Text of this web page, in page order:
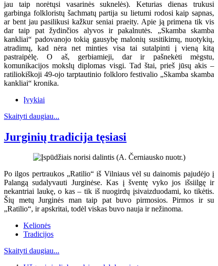
jau taip norėtųsi vasarinės suknelės). Keturias dienas trukusi
garbinga folkloristų šachmatų partija su lietumi rodosi kaip sapnas,
ar bent jau pasilikusi kažkur seniai praeity. Apie ją primena tik vis
dar taip pat žydinčios alyvos ir pakalnutės. „Skamba skamba
kankliai“ padovanojo tokią gausybę malonių susitikimų, nuotykių,
atradimų, kad nėra net minties visa tai sutalpinti į vieną kitą
pastraipėlę. O aš, gerbiamieji, dar ir pašnekėti mėgstu,
komunikacijos mokslų diplomas visgi. Tad štai, prieš jūsų akis –
ratiliokiškoji 49-ojo tarptautinio folkloro festivalio „Skamba skamba
kankliai“ kronika.
Įvykiai
Skaityti daugiau...
Jurginių tradicija tęsiasi
Po ilgos pertraukos „Ratilio“ iš Vilniaus vėl su dainomis pajudėjo į
Palangą sudalyvauti Jurginėse. Kas į šventę vyko jos išsiilgę ir
nekantriai laukę, o kas – tik iš nuogirdų įsivaizduodami, ko tikėtis.
Šių metų Jurginės man taip pat buvo pirmosios. Pirmos ir su
„Ratilio“, ir apskritai, todėl viskas buvo nauja ir nežinoma.
Kelionės
Tradicijos
Skaityti daugiau...